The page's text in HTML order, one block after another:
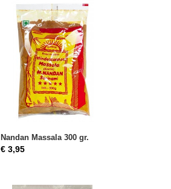
Nandan Massala 300 gr.
€ 3,95